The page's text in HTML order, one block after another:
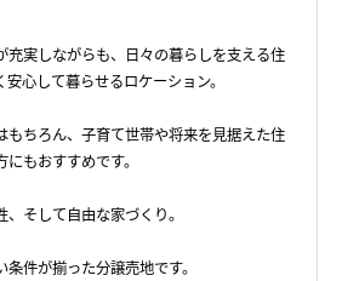
充実しながらも、日々の暮らしを支える住
心して暮らせるロケーション。
もちろん、子育て世帯や将来を見据えた住
もおすすめです。
そして自由な家づくり。
件が揃った分譲売地です。